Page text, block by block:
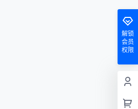
解锁
会员
权限